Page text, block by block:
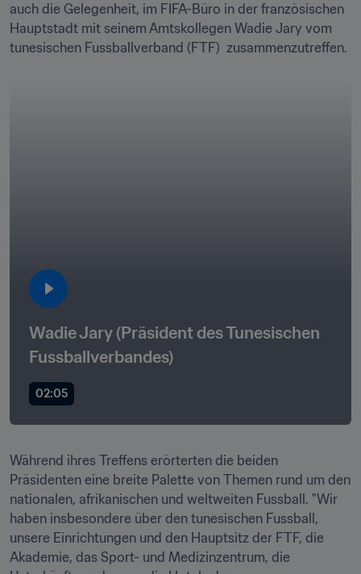
auch die Gelegenheit, im FIFA-Büro in der französischen
Hauptstadt mit seinem Amtskollegen Wadie Jary vom
tunesischen Fussballverband (FTF)  zusammenzutreffen.
Wadie Jary (Präsident des Tunesischen
Fussballverbandes)
02:05
Während ihres Treffens erörterten die beiden
Präsidenten eine breite Palette von Themen rund um den
nationalen, afrikanischen und weltweiten Fussball. "Wir
haben insbesondere über den tunesischen Fussball,
unsere Einrichtungen und den Hauptsitz der FTF, die
Akademie, das Sport- und Medizinzentrum, die